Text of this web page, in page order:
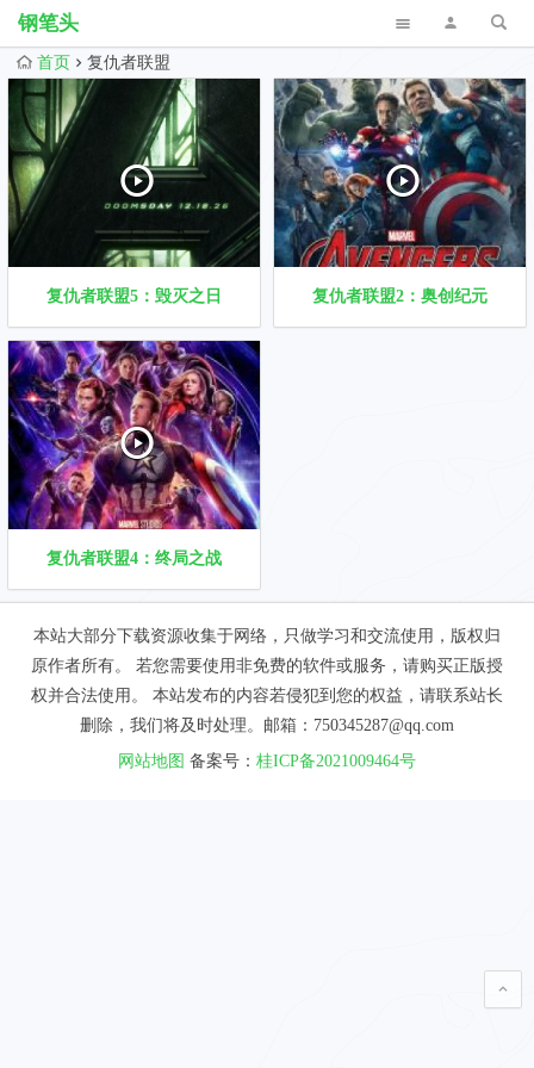
钢笔头
首页 复仇者联盟
复仇者联盟5：毁灭之日 复仇者联盟2：奥创纪元
复仇者联盟4：终局之战
本站大部分下载资源收集于网络，只做学习和交流使用，版权归
原作者所有。 若您需要使用非免费的软件或服务，请购买正版授
权并合法使用。 本站发布的内容若侵犯到您的权益，请联系站长
删除，我们将及时处理。邮箱：750345287@qq.com
网站地图 备案号： 桂ICP备2021009464号